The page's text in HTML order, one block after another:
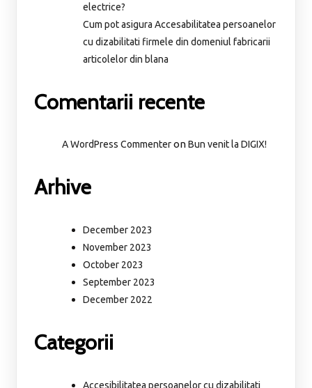
electrice?
Cum pot asigura Accesabilitatea persoanelor
cu dizabilitati firmele din domeniul fabricarii
articolelor din blana
Comentarii recente
A WordPress CommenteronBun venit la DIGIX!
Arhive
December 2023
November 2023
October 2023
September 2023
December 2022
Categorii
Accesibilitatea persoanelor cu dizabilitati